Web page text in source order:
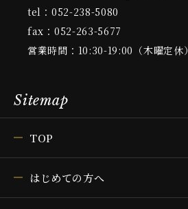
tel：052-238-5080
fax：052-263-5677
営業時間：10:30-19:00（木曜定休）
Sitemap
TOP
はじめての方へ